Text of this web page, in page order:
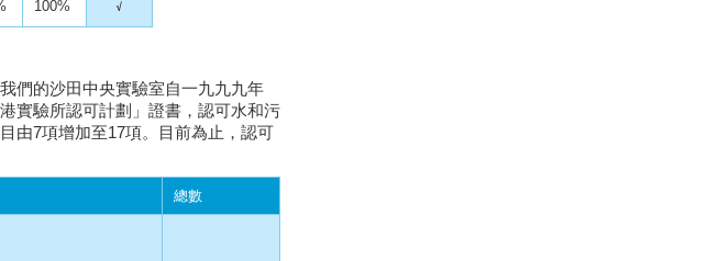
100%
們的沙田中央實驗室自一九九九年
實驗所認可計劃」證書，認可水和污
由7項增加至17項。目前為止，認可
總數